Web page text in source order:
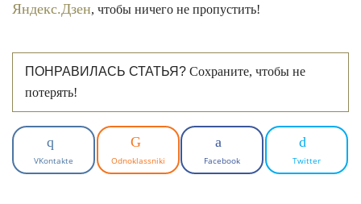
Яндекс.Дзен, чтобы ничего не пропустить!
ПОНРАВИЛАСЬ СТАТЬЯ? Сохраните, чтобы не
потерять!
VKontakte Odnoklassniki Facebook Twitter